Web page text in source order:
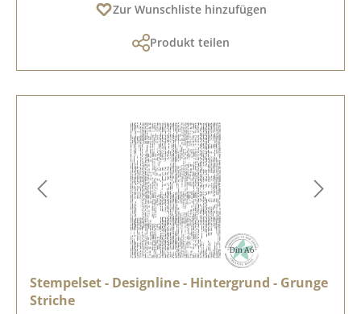
Zur Wunschliste hinzufügen
Produkt teilen
Stempelset - Designline - Hintergrund - Grunge
Striche